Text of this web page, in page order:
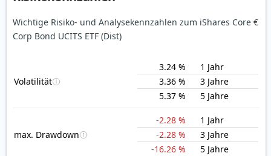
Wichtige Risiko- und Analysekennzahlen zum iShares Core €
Corp Bond UCITS ETF (Dist)
Volatilität
3.24 %
1 Jahr
3.36 %
3 Jahre
5.37 %
5 Jahre
max. Drawdown
-2.28 %
1 Jahr
-2.28 %
3 Jahre
-16.26 %
5 Jahre